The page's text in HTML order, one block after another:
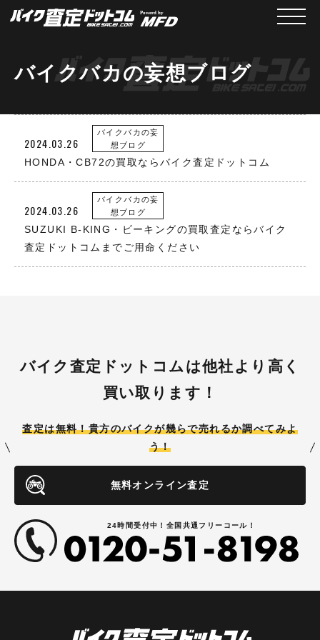
メニ
バイクバカの妄想ブログ
2024.03.26
バイクバカの妄
想ブログ
HONDA・CB72の買取ならバイク査定ドットコム
2024.03.26
バイクバカの妄
想ブログ
SUZUKI B-KING・ビーキングの買取査定ならバイク
査定ドットコムまでご用命ください
バイク査定ドットコムは他社より高く
買い取ります！
査定は無料！貴方のバイクが幾らで売れるか調べてみよ
う！
無料オンライン査定
24時間受付中！全国共通フリーコール！